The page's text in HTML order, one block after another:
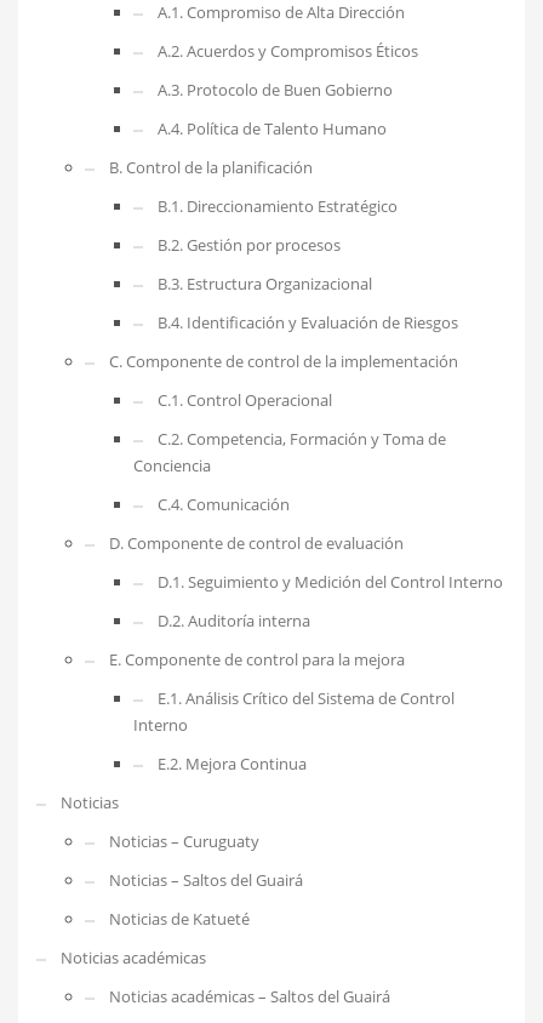
A.1. Compromiso de Alta Dirección
A.2. Acuerdos y Compromisos Éticos
A.3. Protocolo de Buen Gobierno
A.4. Política de Talento Humano
B. Control de la planificación
B.1. Direccionamiento Estratégico
B.2. Gestión por procesos
B.3. Estructura Organizacional
B.4. Identificación y Evaluación de Riesgos
C. Componente de control de la implementación
C.1. Control Operacional
C.2. Competencia, Formación y Toma de
Conciencia
C.4. Comunicación
D. Componente de control de evaluación
D.1. Seguimiento y Medición del Control Interno
D.2. Auditoría interna
E. Componente de control para la mejora
E.1. Análisis Crítico del Sistema de Control
Interno
E.2. Mejora Continua
Noticias
Noticias – Curuguaty
Noticias – Saltos del Guairá
Noticias de Katueté
Noticias académicas
Noticias académicas – Saltos del Guairá